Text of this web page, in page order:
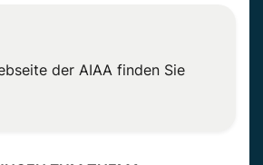
der AIAA finden Sie